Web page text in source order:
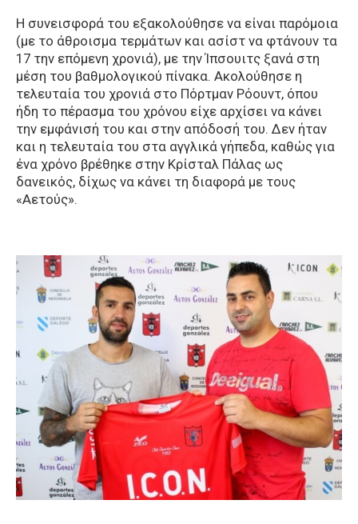
Η συνεισφορά του εξακολούθησε να είναι παρόμοια
(με το άθροισμα τερμάτων και ασίστ να φτάνουν τα
17 την επόμενη χρονιά), με την Ίπσουιτς ξανά στη
μέση του βαθμολογικού πίνακα. Ακολούθησε η
τελευταία του χρονιά στο Πόρτμαν Ρόουντ, όπου
ήδη το πέρασμα του χρόνου είχε αρχίσει να κάνει
την εμφάνισή του και στην απόδοσή του. Δεν ήταν
και η τελευταία του στα αγγλικά γήπεδα, καθώς για
ένα χρόνο βρέθηκε στην Κρίσταλ Πάλας ως
δανεικός, δίχως να κάνει τη διαφορά με τους
«Αετούς».